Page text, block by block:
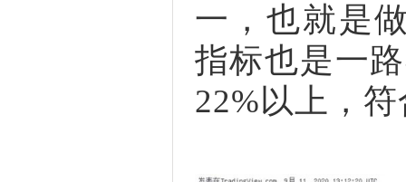
一，也就是
指标也是一
22%以上，